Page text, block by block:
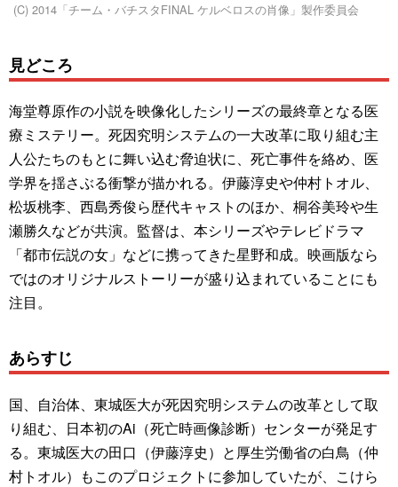
(C) 2014「チーム・バチスタFINAL ケルベロスの肖像」製作委員会
見どころ
海堂尊原作の小説を映像化したシリーズの最終章となる医
療ミステリー。死因究明システムの一大改革に取り組む主
人公たちのもとに舞い込む脅迫状に、死亡事件を絡め、医
学界を揺さぶる衝撃が描かれる。伊藤淳史や仲村トオル、
松坂桃李、西島秀俊ら歴代キャストのほか、桐谷美玲や生
瀬勝久などが共演。監督は、本シリーズやテレビドラマ
「都市伝説の女」などに携ってきた星野和成。映画版なら
ではのオリジナルストーリーが盛り込まれていることにも
注目。
あらすじ
国、自治体、東城医大が死因究明システムの改革として取
り組む、日本初のAi（死亡時画像診断）センターが発足す
る。東城医大の田口（伊藤淳史）と厚生労働省の白鳥（仲
村トオル）もこのプロジェクトに参加していたが、こけら